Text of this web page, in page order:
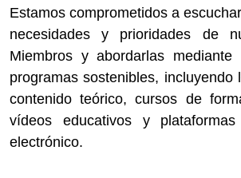
Estamos comprometidos a
necesidades y prioridades de
Miembros y abordarlas
programas sostenibles, incluyendo
contenido teórico, cursos de
vídeos educativos y
electrónico.